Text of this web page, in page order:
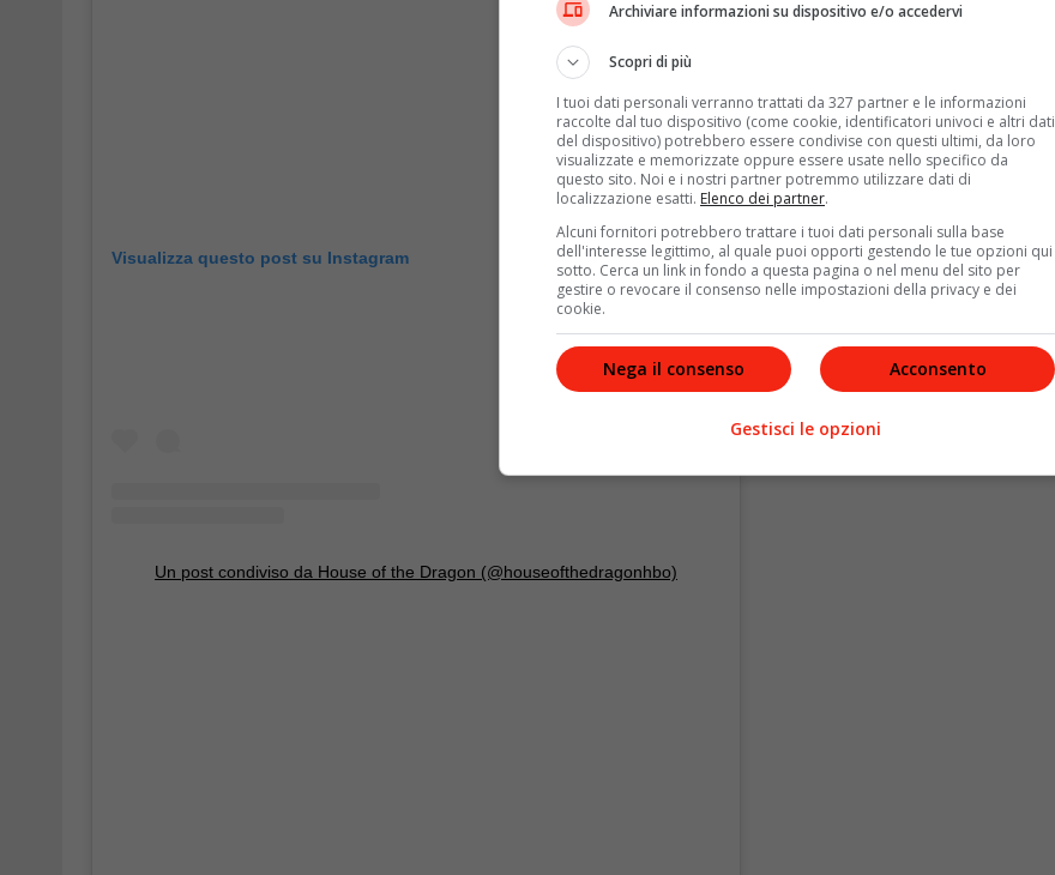
Visualizza questo post su Instagram
Un post condiviso da House of the Dragon (@houseofthedragonhbo)
Archiviare informazioni su dispositivo e/o accedervi
Scopri di più
I tuoi dati personali verranno trattati da 327 partner e le informazioni
raccolte dal tuo dispositivo (come cookie, identificatori univoci e altri dati
del dispositivo) potrebbero essere condivise con questi ultimi, da loro
visualizzate e memorizzate oppure essere usate nello specifico da
questo sito. Noi e i nostri partner potremmo utilizzare dati di
localizzazione esatti. Elenco dei partner.
Alcuni fornitori potrebbero trattare i tuoi dati personali sulla base
dell'interesse legittimo, al quale puoi opporti gestendo le tue opzioni qui
sotto. Cerca un link in fondo a questa pagina o nel menu del sito per
gestire o revocare il consenso nelle impostazioni della privacy e dei
cookie.
Acconsento
Nega il consenso
Gestisci le opzioni